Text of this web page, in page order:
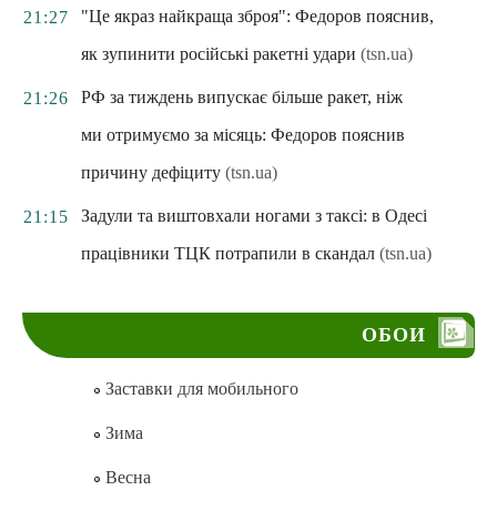
21:27
"Це якраз найкраща зброя": Федоров пояснив,
як зупинити російські ракетні удари (tsn.ua)
21:26
РФ за тиждень випускає більше ракет, ніж
ми отримуємо за місяць: Федоров пояснив
причину дефіциту (tsn.ua)
21:15
Задули та виштовхали ногами з таксі: в Одесі
працівники ТЦК потрапили в скандал (tsn.ua)
ОБОИ
Заставки для мобильного
Зима
Весна